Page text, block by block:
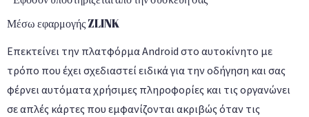
Μέσω εφαρμογής ZLINK
Επεκτείνει την πλατφόρμα Android στο αυτοκίνητο με
τρόπο που έχει σχεδιαστεί ειδικά για την οδήγηση και σας
φέρνει αυτόματα χρήσιμες πληροφορίες και τις οργανώνει
σε απλές κάρτες που εμφανίζονται ακριβώς όταν τις